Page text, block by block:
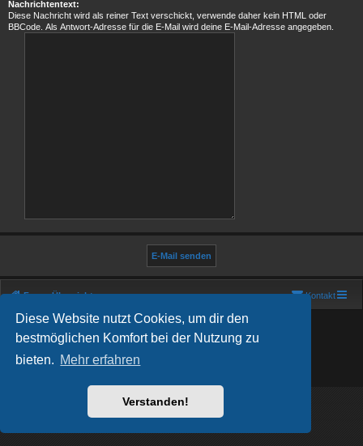
Diese Website nutzt Cookies, um dir den
bestmöglichen Komfort bei der Nutzung zu
bieten. Mehr erfahren
Verstanden!
Nachrichtentext:
Diese Nachricht wird als reiner Text verschickt, verwende daher kein HTML oder
BBCode. Als Antwort-Adresse für die E-Mail wird deine E-Mail-Adresse angegeben.
Foren-Übersicht Kontakt
Powered byphpBB® Forum Software © phpBB Limited
Deutsche Übersetzung durchphpBB.de